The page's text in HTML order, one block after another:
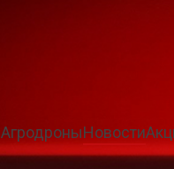
АгродроныНовости